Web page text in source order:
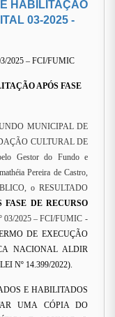
HABILITAÇÃO
03-2025 -
2025 – FCI/FUMIC
APÓS FASE
MUNICIPAL DE
CULTURAL DE
Gestor do Fundo e
Pereira de Castro,
o RESULTADO
FASE DE RECURSO
2025 – FCI/FUMIC -
DE EXECUÇÃO
NACIONAL ALDIR
Nº 14.399/2022).
E HABILITADOS
UMA CÓPIA DO